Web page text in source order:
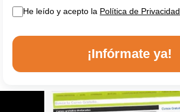
He leído y acepto la Política de Privacidad
¡Infórmate ya!